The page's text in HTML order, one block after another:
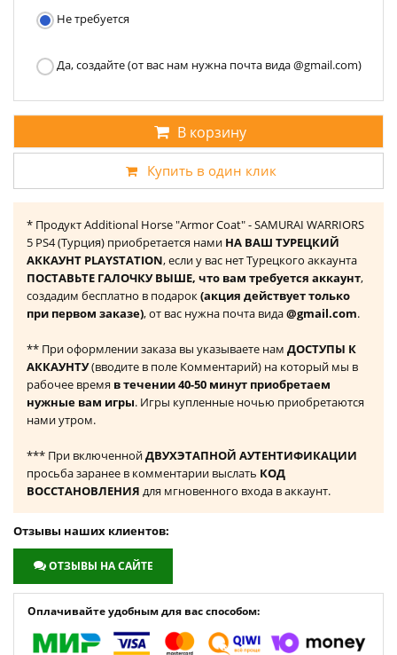
Не требуется
Да, создайте (от вас нам нужна почта вида @gmail.com)
В корзину
Купить в один клик
* Продукт Additional Horse "Armor Coat" - SAMURAI WARRIORS
5 PS4 (Турция) приобретается нами НА ВАШ ТУРЕЦКИЙ
АККАУНТ PLAYSTATION, если у вас нет Турецкого аккаунта
ПОСТАВЬТЕ ГАЛОЧКУ ВЫШЕ, что вам требуется аккаунт,
создадим бесплатно в подарок(акция действует только
при первом заказе), от вас нужна почта вида@gmail.com.
** При оформлении заказа вы указываете нам ДОСТУПЫ К
АККАУНТУ(вводите в поле Комментарий) на который мы в
рабочее время в течении 40-50 минут приобретаем
нужные вам игры. Игры купленные ночью приобретаются
нами утром.
*** При включеннойДВУХЭТАПНОЙ АУТЕНТИФИКАЦИИ
просьба заранее в комментарии выслать КОД
ВОССТАНОВЛЕНИЯ для мгновенного входа в аккаунт.
Отзывы наших клиентов:
ОТЗЫВЫ НА САЙТЕ
Оплачивайте удобным для вас способом: